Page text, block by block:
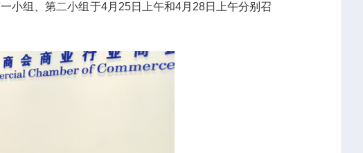
小组、第二小组于4月25日上午和4月28日上午分别召